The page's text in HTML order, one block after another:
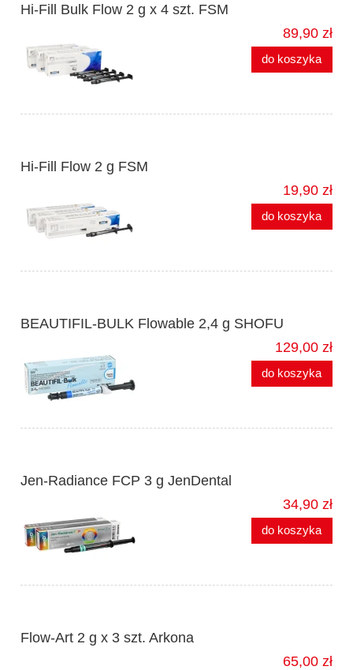
Hi-Fill Bulk Flow 2 g x 4 szt. FSM
89,90 zł
do koszyka
Hi-Fill Flow 2 g FSM
19,90 zł
do koszyka
BEAUTIFIL-BULK Flowable 2,4 g SHOFU
129,00 zł
do koszyka
Jen-Radiance FCP 3 g JenDental
34,90 zł
do koszyka
Flow-Art 2 g x 3 szt. Arkona
65,00 zł